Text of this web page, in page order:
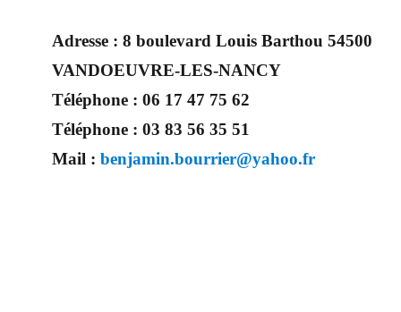
Adresse : 8 boulevard Louis Barthou 54500
VANDOEUVRE-LES-NANCY
Téléphone : 06 17 47 75 62
Téléphone : 03 83 56 35 51
Mail : benjamin.bourrier@yahoo.fr